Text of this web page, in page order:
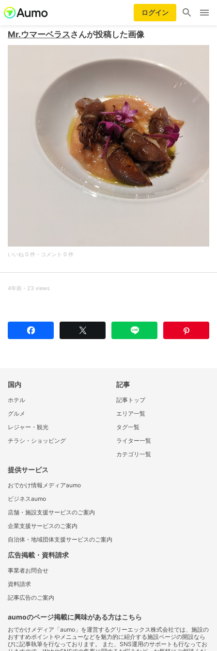
ログイン
Mr.ウマーベラスさんが投稿した画像
いいね 0 件・コメント 0 件
4年前・23 views
国内
ホテル
グルメ
レジャー・観光
チラシ・ショッピング
記事
記事トップ
エリア一覧
タグ一覧
ライター一覧
カテゴリ一覧
提供サービス
おでかけ情報メディアaumo
ビジネスaumo
店舗・施設支援サービスのご案内
企業支援サービスのご案内
自治体・地域団体支援サービスのご案内
広告掲載・資料請求
事業者お問合せ
資料請求
記事広告のご案内
aumoのページ掲載に興味がある方はこちら
おでかけメディア「aumo」を運営するグリーエックス株式会社では、施設の
おすすめポイントやメニューなどを魅力的に紹介する施設ページの開設なら
びに記事執筆を行なっております。 また、SNS運用のサポートも行なってお